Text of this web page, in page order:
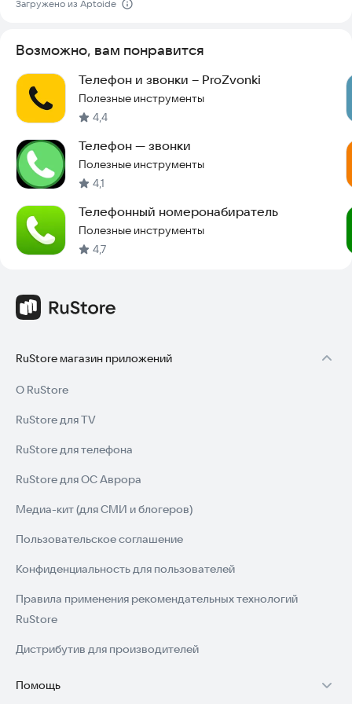
вашем устройстве.
оцените удобство управления контактами на практике.
Загружено из Aptoide
Возможно, вам понравится
Телефон и звонки – ProZvonki
Полезные инструменты
4,4
Телефон — звонки
Полезные инструменты
4,1
Телефонный номеронабиратель
Полезные инструменты
4,7
RuStore магазин приложений
О RuStore
RuStore для TV
RuStore для телефона
RuStore для ОС Аврора
Медиа-кит (для СМИ и блогеров)
Пользовательское соглашение
Конфиденциальность для пользователей
Правила применения рекомендательных технологий
RuStore
Дистрибутив для производителей
Помощь